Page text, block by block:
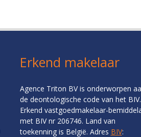
Erkend makelaar
Agence Triton BV is onderworpen
de deontologische code van het BIV.
Erkend vastgoedmakelaar-
met BIV nr 206746. Land van
toekenning is België. Adres BIV: